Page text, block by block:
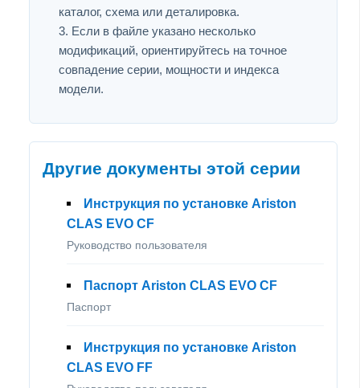
каталог, схема или деталировка.
Если в файле указано несколько
модификаций, ориентируйтесь на точное
совпадение серии, мощности и индекса
модели.
Другие документы этой серии
Инструкция по установке Ariston
CLAS EVO CF
Руководство пользователя
Паспорт Ariston CLAS EVO CF
Паспорт
Инструкция по установке Ariston
CLAS EVO FF